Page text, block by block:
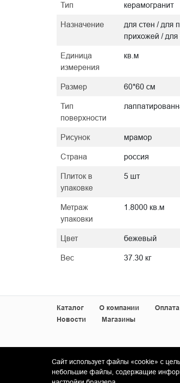
Тип керамогранит
Назначение
для стен / для
прихожей / для
Единица
измерения
кв.м
Размер 60*60 см
Тип
поверхности
Рисунок мрамор
Страна россия
Плиток в
упаковке
5 шт
Метраж
упаковки
1.8000 кв.м
Цвет бежевый
Вес 37.30 кг
Каталог О компании Оплата
Новости
Магазины
© Copyright 2013-2026 KERAMA
Сайт использует файлы «cookie» с
небольшие файлы, содержащие